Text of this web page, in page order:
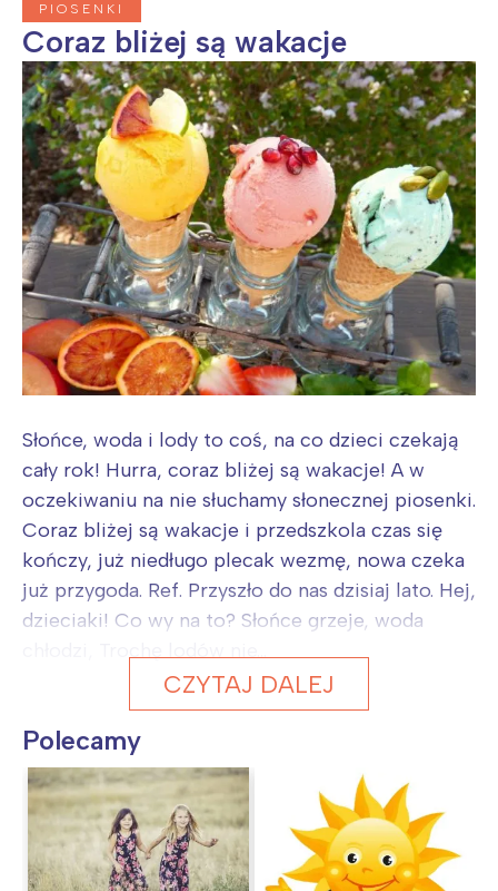
PIOSENKI
Coraz bliżej są wakacje
Słońce, woda i lody to coś, na co dzieci czekają
cały rok! Hurra, coraz bliżej są wakacje! A w
oczekiwaniu na nie słuchamy słonecznej piosenki.
Coraz bliżej są wakacje i przedszkola czas się
kończy, już niedługo plecak wezmę, nowa czeka
już przygoda. Ref. Przyszło do nas dzisiaj lato. Hej,
dzieciaki! Co wy na to? Słońce grzeje, woda
CZYTAJ DALEJ
Polecamy